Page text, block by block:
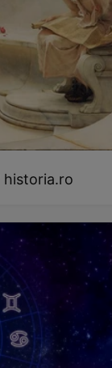
historia.ro